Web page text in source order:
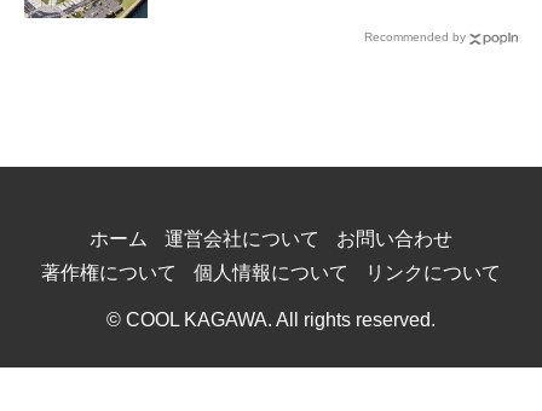
Recommended by
ホーム 運営会社について
お問い合わせ
著作権について
個人情報について リンクについて
© COOL KAGAWA. All rights reserved.